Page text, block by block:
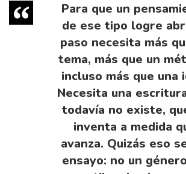
Para que un
de ese tipo logre
paso necesita más
tema, más que un
incluso más que una
Necesita una
todavía no existe,
inventa a medida
avanza. Quizás eso
ensayo: no un